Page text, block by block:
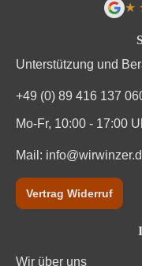
Unterstützung und
+49 (0) 89 416 137
Mo-Fr, 10:00 - 17:00
Mail:
Vertrag Widerruf
Wir über uns
★